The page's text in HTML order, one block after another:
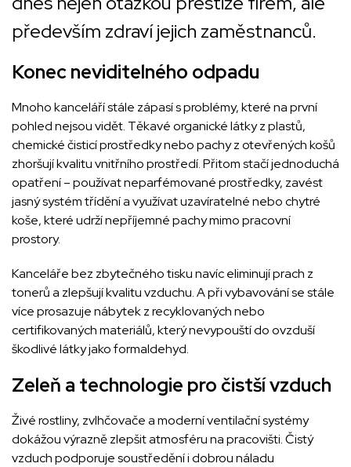
především zdraví jejich zaměstnanců.
Konec neviditelného odpadu
Mnoho kanceláří stále zápasí s problémy, které na první
pohled nejsou vidět. Těkavé organické látky z plastů,
chemické čisticí prostředky nebo pachy z otevřených košů
zhoršují kvalitu vnitřního prostředí. Přitom stačí jednoduchá
opatření – používat neparfémované prostředky, zavést
jasný systém třídění a využívat uzavíratelné nebo chytré
koše, které udrží nepříjemné pachy mimo pracovní
prostory.
Kanceláře bez zbytečného tisku navíc eliminují prach z
tonerů a zlepšují kvalitu vzduchu. A při vybavování se stále
více prosazuje nábytek z recyklovaných nebo
certifikovaných materiálů, který nevypouští do ovzduší
škodlivé látky jako formaldehyd.
Zeleň a technologie pro čistší vzduch
Živé rostliny, zvlhčovače a moderní ventilační systémy
dokážou výrazně zlepšit atmosféru na pracovišti. Čistý
vzduch podporuje soustředění i dobrou náladu